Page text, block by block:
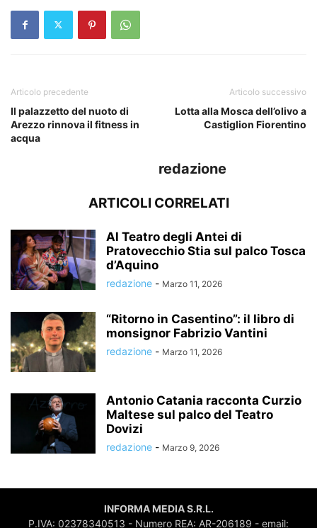
Articolo precedente
Il palazzetto del nuoto di
Arezzo rinnova il fitness in
acqua
Articolo successivo
Lotta alla Mosca dell’olivo a
Castiglion Fiorentino
redazione
ARTICOLI CORRELATI
Al Teatro degli Antei di
Pratovecchio Stia sul palco Tosca
d’Aquino
redazione - Marzo 11, 2026
“Ritorno in Casentino”: il libro di
monsignor Fabrizio Vantini
redazione - Marzo 11, 2026
Antonio Catania racconta Curzio
Maltese sul palco del Teatro
Dovizi
redazione - Marzo 9, 2026
INFORMA MEDIA S.R.L.
P.IVA: 02378340513 - Numero REA: AR-206189 - email: